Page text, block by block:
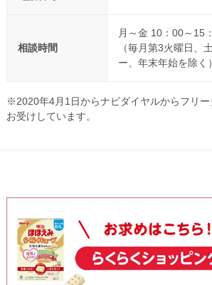
相談時間
月～金 10：00～15
（毎月第3火曜日、
ー、年末年始を除く）
※2020年4月1日からナビダイヤルからフリ
お受けしています。